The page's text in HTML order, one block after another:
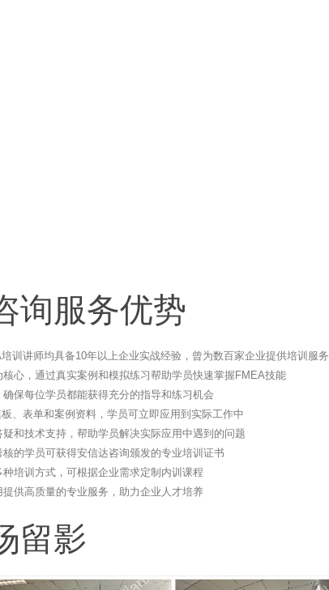
询服务优势
培训讲师均具备10年以上企业实战经验，曾为数百家企业提供培训服务
核心，通过真实案例和模拟练习帮助学员快速掌握FMEA技能
确保每位学员都能获得充分的指导和练习机会
、表单和案例资料，学员可立即应用到实际工作中
疑和技术支持，帮助学员解决实际应用中遇到的问题
核的学员可获得安信达咨询颁发的专业培训证书
种培训方式，可根据企业需求定制内训课程
提供高质量的专业服务，助力企业人才培养
留影